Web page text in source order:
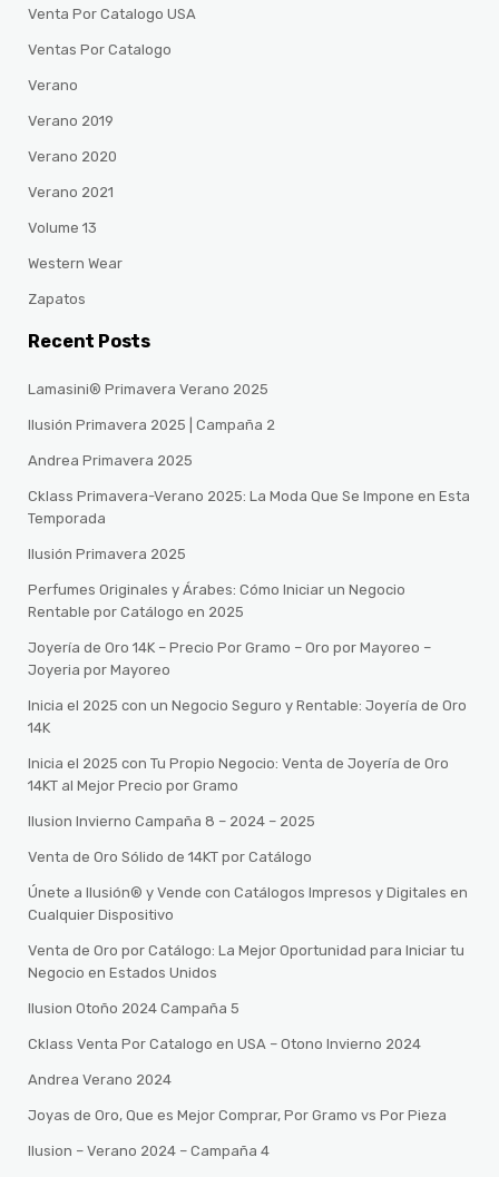
Venta Por Catalogo USA
Ventas Por Catalogo
Verano
Verano 2019
Verano 2020
Verano 2021
Volume 13
Western Wear
Zapatos
Recent Posts
Lamasini® Primavera Verano 2025
Ilusión Primavera 2025 | Campaña 2
Andrea Primavera 2025
Cklass Primavera-Verano 2025: La Moda Que Se Impone en Esta
Temporada
Ilusión Primavera 2025
Perfumes Originales y Árabes: Cómo Iniciar un Negocio
Rentable por Catálogo en 2025
Joyería de Oro 14K – Precio Por Gramo – Oro por Mayoreo –
Joyeria por Mayoreo
Inicia el 2025 con un Negocio Seguro y Rentable: Joyería de Oro
14K
Inicia el 2025 con Tu Propio Negocio: Venta de Joyería de Oro
14KT al Mejor Precio por Gramo
Ilusion Invierno Campaña 8 – 2024 – 2025
Venta de Oro Sólido de 14KT por Catálogo
Únete a Ilusión® y Vende con Catálogos Impresos y Digitales en
Cualquier Dispositivo
Venta de Oro por Catálogo: La Mejor Oportunidad para Iniciar tu
Negocio en Estados Unidos
Ilusion Otoño 2024 Campaña 5
Cklass Venta Por Catalogo en USA – Otono Invierno 2024
Andrea Verano 2024
Joyas de Oro, Que es Mejor Comprar, Por Gramo vs Por Pieza
Ilusion – Verano 2024 – Campaña 4